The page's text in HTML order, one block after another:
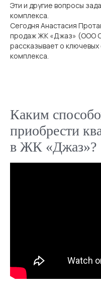
Эти и другие вопросы
комплекса.
Сегодня Анастасия
продаж ЖК «Джаз» (ООО
рассказывает о
комплекса.
Каким
приобрести
в ЖК «Джаз»?